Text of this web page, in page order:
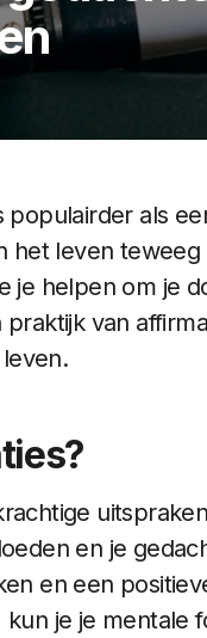
populairder als
het leven
je helpen om je
van
en je
en een
je je mentale